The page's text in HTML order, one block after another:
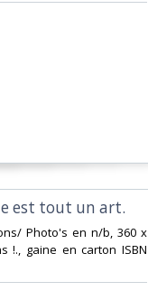
est tout un art.‎
Photo's en n/b, 360 x
!., gaine en carton ISBN